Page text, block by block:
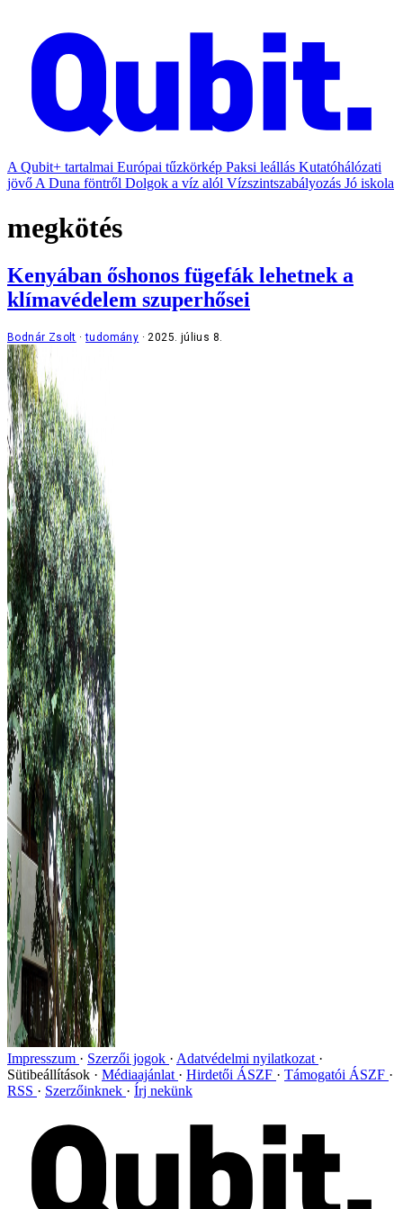
A Qubit+ tartalmai Európai tűzkörkép Paksi leállás Kutatóhálózati
jövő A Duna föntről Dolgok a víz alól Vízszintszabályozás Jó iskola
megkötés
Kenyában őshonos fügefák lehetnek a
klímavédelem szuperhősei
Bodnár Zsolt tudomány 2025. július 8.
Impresszum Szerzői jogok
Adatvédelmi nyilatkozat
Sütibeállítások
Médiaajánlat Hirdetői ÁSZF
Támogatói ÁSZF
RSS
Szerzőinknek Írj nekünk